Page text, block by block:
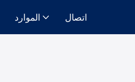
الموارد اتصال